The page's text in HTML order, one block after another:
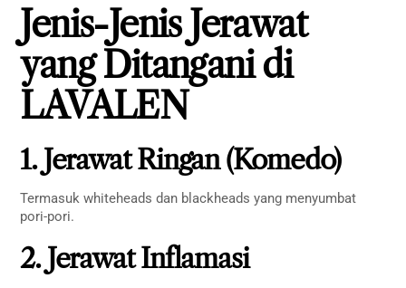
Jenis-Jenis Jerawat
yang Ditangani di
LAVALEN
1. Jerawat Ringan (Komedo)
Termasuk whiteheads dan blackheads yang menyumbat
pori-pori.
2. Jerawat Inflamasi